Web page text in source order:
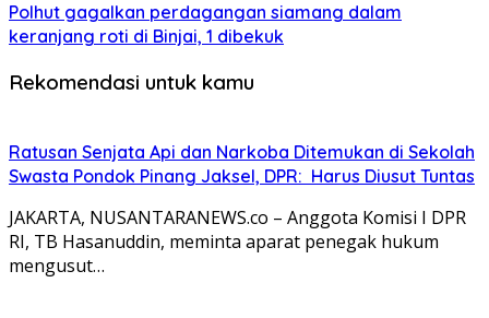
Polhut gagalkan perdagangan siamang dalam
keranjang roti di Binjai, 1 dibekuk
Rekomendasi untuk kamu
Ratusan Senjata Api dan Narkoba Ditemukan di Sekolah
Swasta Pondok Pinang Jaksel, DPR: Harus Diusut Tuntas
JAKARTA, NUSANTARANEWS.co – Anggota Komisi I DPR
RI, TB Hasanuddin, meminta aparat penegak hukum
mengusut…